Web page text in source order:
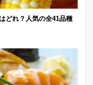
どれ？人気の全41品種